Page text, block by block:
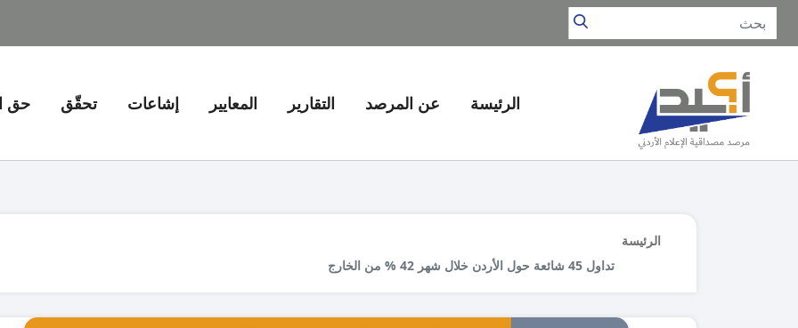
الرئيسة عن المرصد التقارير المعايير إشاعات تحقّق حق
الرئيسة
تداول 45 شائعة حول الأردن خلال شهر 42 % من الخارج